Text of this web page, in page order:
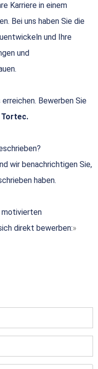
Karriere in einem
Bei uns haben Sie die
und Ihre
und
Bewerben Sie
Tortec.
wir benachrichtigen Sie,
haben.
motivierten
direkt bewerben: